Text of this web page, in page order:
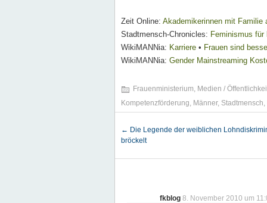
Zeit Online: Akademikerinnen mit Familie
Stadtmensch-Chronicles: Feminismus für
WikiMANNia: Karriere • Frauen sind
WikiMANNia: Gender Mainstreaming
Frauenministerium, Medien /
Kompetenzförderung, Männer, Stadtmensch,
← Die Legende der weiblichen
bröckelt
fkblog 8. November 2010 um